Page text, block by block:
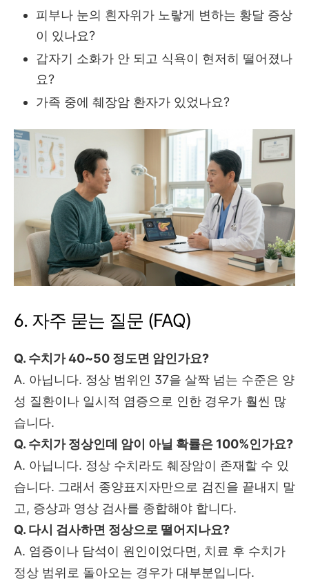
피부나 눈의 흰자위가 노랗게 변하는 황달 증상
이 있나요?
갑자기 소화가 안 되고 식욕이 현저히 떨어졌나
요?
가족 중에 췌장암 환자가 있었나요?
6. 자주 묻는 질문 (FAQ)
Q. 수치가 40~50 정도면 암인가요?
A. 아닙니다. 정상 범위인 37을 살짝 넘는 수준은 양
성 질환이나 일시적 염증으로 인한 경우가 훨씬 많
습니다.
Q. 수치가 정상인데 암이 아닐 확률은 100%인가요?
A. 아닙니다. 정상 수치라도 췌장암이 존재할 수 있
습니다. 그래서 종양표지자만으로 검진을 끝내지 말
고, 증상과 영상 검사를 종합해야 합니다.
Q. 다시 검사하면 정상으로 떨어지나요?
A. 염증이나 담석이 원인이었다면, 치료 후 수치가
정상 범위로 돌아오는 경우가 대부분입니다.